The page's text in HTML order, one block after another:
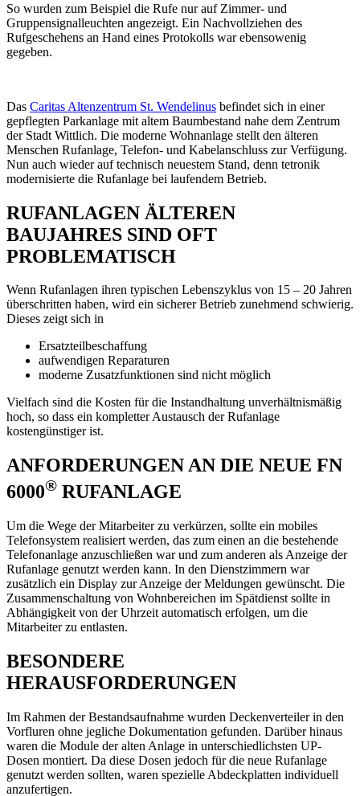
So wurden zum Beispiel die Rufe nur auf Zimmer- und
Gruppensignalleuchten angezeigt. Ein Nachvollziehen des
Rufgeschehens an Hand eines Protokolls war ebensowenig
gegeben.
Das Caritas Altenzentrum St. Wendelinus befindet sich in einer
gepflegten Parkanlage mit altem Baumbestand nahe dem Zentrum
der Stadt Wittlich. Die moderne Wohnanlage stellt den älteren
Menschen Rufanlage, Telefon- und Kabelanschluss zur Verfügung.
Nun auch wieder auf technisch neuestem Stand, denn tetronik
modernisierte die Rufanlage bei laufendem Betrieb.
RUFANLAGEN ÄLTEREN
BAUJAHRES SIND OFT
PROBLEMATISCH
Wenn Rufanlagen ihren typischen Lebenszyklus von 15 – 20 Jahren
überschritten haben, wird ein sicherer Betrieb zunehmend schwierig.
Dieses zeigt sich in
Ersatzteilbeschaffung
aufwendigen Reparaturen
moderne Zusatzfunktionen sind nicht möglich
Vielfach sind die Kosten für die Instandhaltung unverhältnismäßig
hoch, so dass ein kompletter Austausch der Rufanlage
kostengünstiger ist.
ANFORDERUNGEN AN DIE NEUE FN
6000® RUFANLAGE
Um die Wege der Mitarbeiter zu verkürzen, sollte ein mobiles
Telefonsystem realisiert werden, das zum einen an die bestehende
Telefonanlage anzuschließen war und zum anderen als Anzeige der
Rufanlage genutzt werden kann. In den Dienstzimmern war
zusätzlich ein Display zur Anzeige der Meldungen gewünscht. Die
Zusammenschaltung von Wohnbereichen im Spätdienst sollte in
Abhängigkeit von der Uhrzeit automatisch erfolgen, um die
Mitarbeiter zu entlasten.
BESONDERE
HERAUSFORDERUNGEN
Im Rahmen der Bestandsaufnahme wurden Deckenverteiler in den
Vorfluren ohne jegliche Dokumentation gefunden. Darüber hinaus
waren die Module der alten Anlage in unterschiedlichsten UP-
Dosen montiert. Da diese Dosen jedoch für die neue Rufanlage
genutzt werden sollten, waren spezielle Abdeckplatten individuell
anzufertigen.